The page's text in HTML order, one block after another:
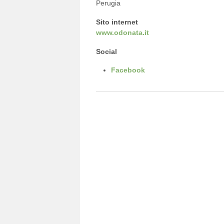
Perugia
Sito internet
www.odonata.it
Social
Facebook